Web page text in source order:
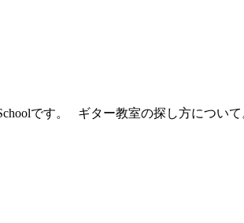
です。 ギター教室の探し方につ